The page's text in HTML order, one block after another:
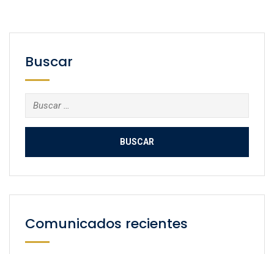
Buscar
Buscar:
Comunicados recientes